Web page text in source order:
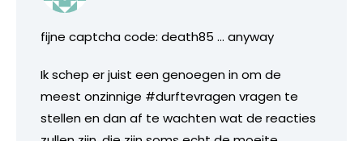
fijne captcha code: death85 … anyway
Ik schep er juist een genoegen in om de
meest onzinnige #durftevragen vragen te
stellen en dan af te wachten wat de reacties